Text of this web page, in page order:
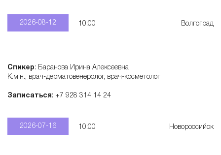
а
о
с
м
2026-08-12 10:00 Волгоград
Спикер: Баранова Ирина Алексеевна
К.м.н., врач-дерматовенеролог, врач-косметолог
Записаться: +7 928 314 14 24
2026-07-16 10:00 Новороссийск